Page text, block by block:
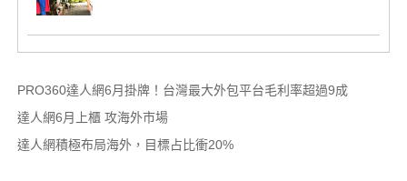
PRO360達人網6月掛牌！台灣最大外包平台毛利率超過9成
達人網6月上櫃 攻海外市場
達人網積極布局海外，目標占比衝20%